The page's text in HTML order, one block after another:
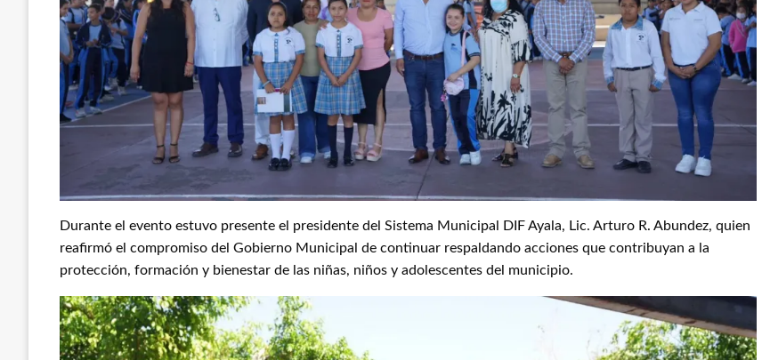
Durante el evento estuvo presente el presidente del Sistema Municipal DIF Ayala, Lic. Arturo R. Abundez, quien
reafirmó el compromiso del Gobierno Municipal de continuar respaldando acciones que contribuyan a la
protección, formación y bienestar de las niñas, niños y adolescentes del municipio.